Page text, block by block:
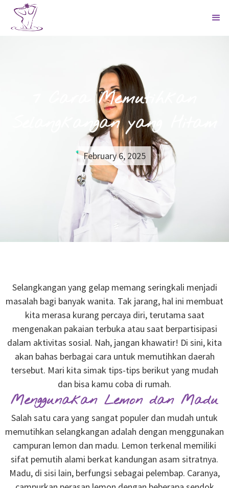
7 Cara Memutihkan
Selangkangan yang Hitam
February 6, 2025
Selangkangan yang gelap memang seringkali menjadi
masalah bagi banyak wanita. Tak jarang, hal ini membuat
kita merasa kurang percaya diri, terutama saat
mengenakan pakaian terbuka atau saat berpartisipasi
dalam aktivitas sosial. Nah, jangan khawatir! Di sini, kita
akan bahas berbagai cara untuk memutihkan daerah
tersebut. Mari kita simak tips-tips berikut yang mudah
dan bisa kamu coba di rumah.
Menggunakan Lemon dan Madu
Salah satu cara yang sangat populer dan mudah untuk
memutihkan selangkangan adalah dengan menggunakan
campuran lemon dan madu. Lemon terkenal memiliki
sifat pemutih alami berkat kandungan asam sitratnya.
Madu, di sisi lain, berfungsi sebagai pelembap. Caranya,